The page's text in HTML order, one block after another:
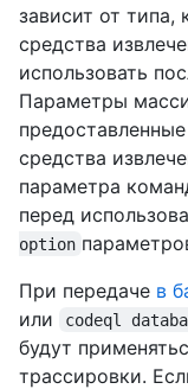
зависит от
средства
использовать
Параметры
средства
параметра
перед
option
При передаче в
или
codeql
будут
трассировки.